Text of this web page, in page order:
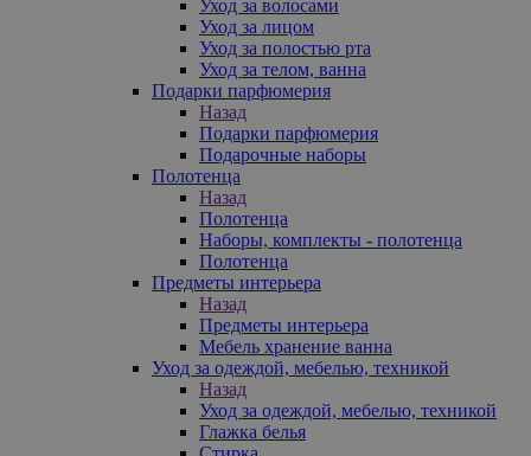
Уход за волосами
Уход за лицом
Уход за полостью рта
Уход за телом, ванна
Подарки парфюмерия
Назад
Подарки парфюмерия
Подарочные наборы
Полотенца
Назад
Полотенца
Наборы, комплекты - полотенца
Полотенца
Предметы интерьера
Назад
Предметы интерьера
Мебель хранение ванна
Уход за одеждой, мебелью, техникой
Назад
Уход за одеждой, мебелью, техникой
Глажка белья